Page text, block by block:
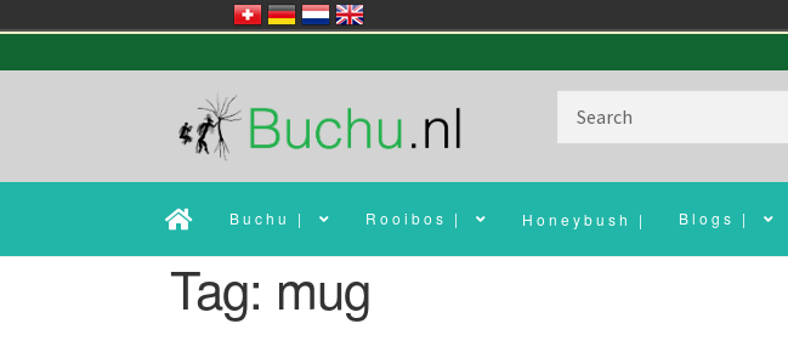
door
naar
Search
Buchu | Rooibos | Honeybush | Blogs |
Tag: mug